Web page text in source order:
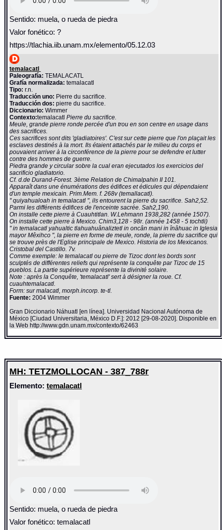
Sentido: muela, o rueda de piedra
Valor fonético: ?
https://tlachia.iib.unam.mx/elemento/05.12.03
temalacatl
Paleografía: TEMALACATL
Grafía normalizada: temalacatl
Tipo: r.n.
Traducción uno: Pierre du sacrifice.
Traducción dos: pierre du sacrifice.
Diccionario:Wimmer
Contexto:temalacatlPierre du sacrifice.
Meule, grande pierre ronde percée d'un trou en son centre en usage dans
des sacrifices.
Ces sacrifices sont dits 'gladiatoires'. C'est sur cette pierre que l'on plaçait les
esclaves destinés à la mort. Ils étaient attachés par le milieu du corps et
pouvaient arriver à la circonférence de la pierre pour se defendre et lutter
contre des hommes de guerre.
Piedra grande y circular sobre la cual eran ejecutados los exercicios del
sacrificio gladiatorio.
Cf. d.de Durand-Forest. 3ème Relation de Chimalpahin II 101.
Apparaît dans une énumérations des édifices et édicules qui dépendaient
d'un temple mexicain. Prim.Mem. f. 268v (temallacatl).
" quiyahualoah in temalacatl ", ils entourent la pierre du sacrifice. Sah2,52.
Parmi les différents édifices de l'enceinte sacrée. Sah2,190.
On installe cette pierre à Cuauhtitlan. W.Lehmann 1938,282 (année 1507).
On installe cette pierre à Mexico. Chim3,128 - 98r. (année 1458 - 5 tochtli)
" in temalacatl yahualtic tlahuahuânaliztetl in oncân mani in înâhuac in Iglesia
mayor Mêxihco ", la pierre en forme de meule, ronde, la pierre du sacrifice qui
se trouve près de l'Eglise principale de Mexico. Historia de los Mexicanos.
Cristobal del Castillo. 7v.
Comme exemple: le temalacatl ou pierre de Tizoc dont les bords sont
sculptés de différentes reliefs qui représente la conquête par Tizoc de 15
pueblos. La partie supérieure représente la divinité solaire.
Note : après la Conquête, 'temalacatl' sert à désigner la roue. Cf.
cuauhtemalacatl.
Form: sur malacatl, morph.incorp. te-tl.
Fuente: 2004 Wimmer
Gran Diccionario Náhuatl [en línea]. Universidad Nacional Autónoma de
México [Ciudad Universitaria, México D.F.]: 2012 [29-08-2020]. Disponible en
la Web http://www.gdn.unam.mx/contexto/62463
MH: TETZMOLLOCAN - 387_788r
Elemento:temalacatl
Sentido: muela, o rueda de piedra
Valor fonético: temalacatl